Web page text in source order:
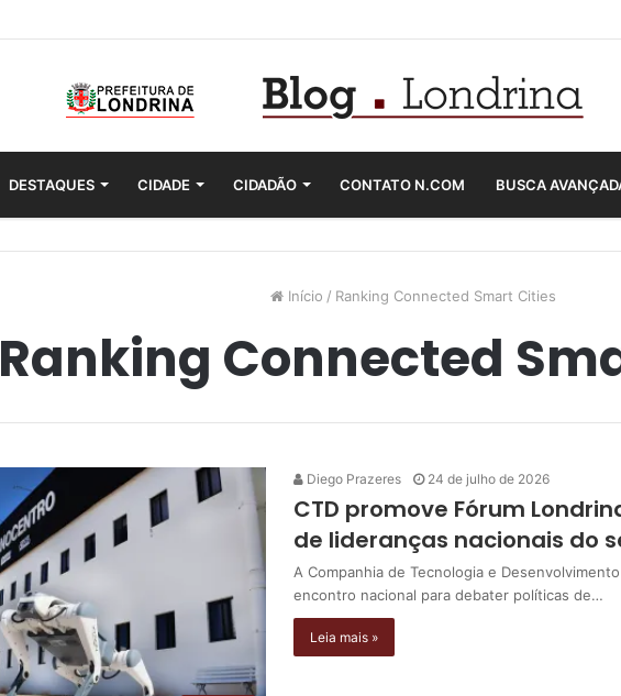
DESTAQUES CIDADE CIDADÃO CONTATO N.COM BUSCA
Início / Ranking Connected Smart Cities
Ranking Connected
Diego Prazeres 24 de julho de 2026
CTD promove Fórum
de lideranças nacionais do
A Companhia de Tecnologia e
encontro nacional para debater políticas de…
Leia mais »